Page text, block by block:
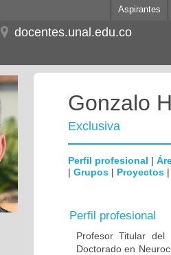
Aspirantes
docentes.unal.edu.co
Gonzalo
Exclusiva
Perfil profesional |
| Grupos | Proyectos
Perfil profesional
Profesor Titular
Doctorado en